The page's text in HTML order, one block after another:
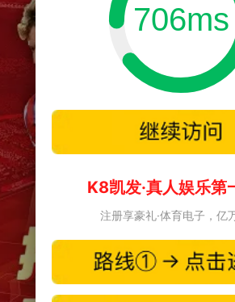
706ms
K8凯发·真人娱乐第
注册享豪礼·体育电子，亿